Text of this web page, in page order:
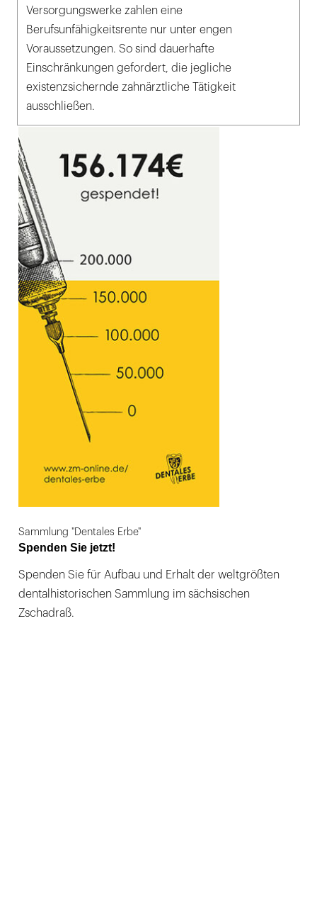
Versorgungswerke zahlen eine
Berufsunfähigkeitsrente nur unter engen
Voraussetzungen. So sind dauerhafte
Einschränkungen gefordert, die jegliche
existenzsichernde zahnärztliche Tätigkeit
ausschließen.
Sammlung "Dentales Erbe"
Spenden Sie jetzt!
Spenden Sie für Aufbau und Erhalt der weltgrößten
dentalhistorischen Sammlung im sächsischen
Zschadraß.